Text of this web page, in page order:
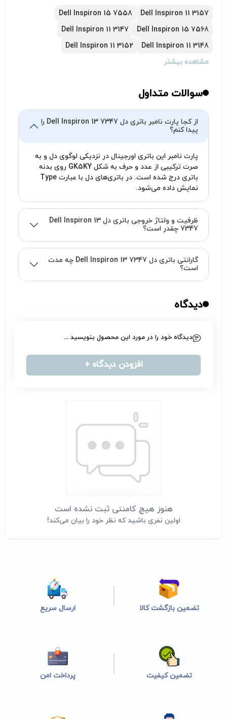
تعویض باتری نوت بوک خود اقدام نمائید.
توانایی شارژ شدن نداشت، ممکن است مشکل از
شارژر یا لپ تاپ باشد، که باید در این مورد به
متخصص مربوطه مراجعه فرمایید. (تیم پارتوفیکس
Dell Inspiron 11 3157
Dell Inspiron 15 7558
Dell Inspiron 15 7568
Dell Inspiron 11 3147
Dell Inspiron 11 3148
Dell Inspiron 11 3152
مشاهده بیشتر
سوالات متداول
از کجا پارت نامبر باتری دل Dell Inspiron 13 7347 را
پیدا کنم؟
پارت نامبر این باتری اورجینال در نزدیکی لوگوی دل و به
صرت ترکیبی از عدد و حرف به شکل GK5KY روی بدنه
باتری درج شده است. در باتری‌های دل با عبارت Type
نمایش داده می‌شود.
ظرفیت و ولتاژ خروجی باتری دل Dell Inspiron 13
7347 چقدر است؟
گارانتی باتری دل Dell Inspiron 13 7347 چه مدت
است؟
دیدگاه
هنوز هیچ کامنتی ثبت نشده است
اولین نفری باشید که نظر خود را بیان می‌کند!
دیدگاه خود را در مورد این محصول بنویسید ...
افزودن دیدگاه +
تضمین بازگشت کالا ارسال سریع
تضمین کیفیت پرداخت امن